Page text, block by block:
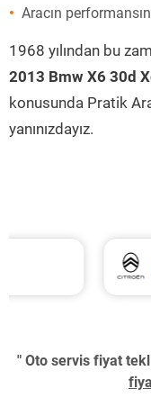
Aracın
1968 yılından bu
2013 Bmw X6 30d
konusunda Pratik
yanınızdayız.
Citroen
2023
" Oto servis fiyat